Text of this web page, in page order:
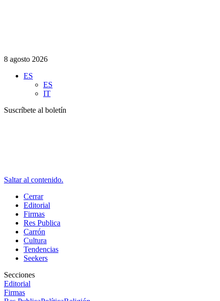
8 agosto 2026
ES
ES
IT
Suscríbete al boletín
Saltar al contenido.
Cerrar
Editorial
Firmas
Res Publica
Carrón
Cultura
Tendencias
Seekers
Secciones
Editorial
Firmas